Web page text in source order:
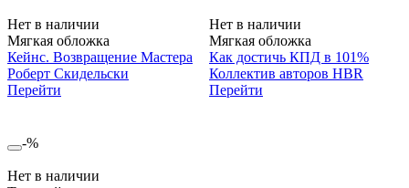
Нет в наличии
Мягкая обложка
Кейнс. Возвращение Мастера
Роберт Скидельски
Перейти
Нет в наличии
Мягкая обложка
Как достичь КПД в 101%
Коллектив авторов HBR
Перейти
-%
Нет в наличии